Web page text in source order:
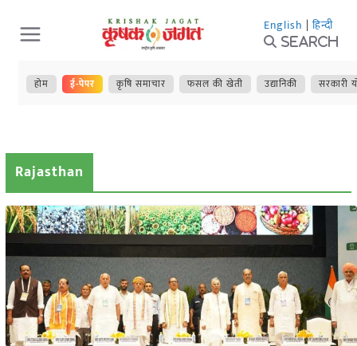
Skip
to
content
English | हिन्दी
Search
होम ई-पेपर कृषि समाचार फसल की खेती उद्यानिकी सरकारी
Rajasthan